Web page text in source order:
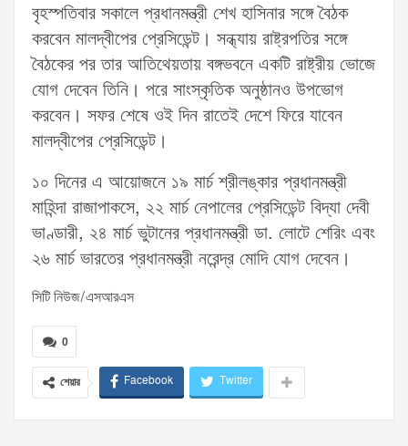
বৃহস্পতিবার সকালে প্রধানমন্ত্রী শেখ হাসিনার সঙ্গে বৈঠক
করবেন মালদ্বীপের প্রেসিডেন্ট। সন্ধ্যায় রাষ্ট্রপতির সঙ্গে
বৈঠকের পর তার আতিথেয়তায় বঙ্গভবনে একটি রাষ্ট্রীয় ভোজে
যোগ দেবেন তিনি। পরে সাংস্কৃতিক অনুষ্ঠানও উপভোগ
করবেন। সফর শেষে ওই দিন রাতেই দেশে ফিরে যাবেন
মালদ্বীপের প্রেসিডেন্ট।
১০ দিনের এ আয়োজনে ১৯ মার্চ শ্রীলঙ্কার প্রধানমন্ত্রী
মাহিন্দা রাজাপাকসে, ২২ মার্চ নেপালের প্রেসিডেন্ট বিদ্যা দেবী
ভাণ্ডারী, ২৪ মার্চ ভুটানের প্রধানমন্ত্রী ডা. লোটে শেরিং এবং
২৬ মার্চ ভারতের প্রধানমন্ত্রী নরেন্দ্র মোদি যোগ দেবেন।
সিটি নিউজ/এসআরএস
0
শেয়ার Facebook Twitter